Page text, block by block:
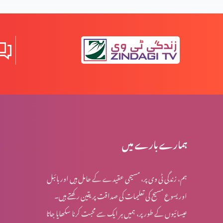
قیامت المسیح کی مخالفت میں نظریات (حصہ 2)
قیامت المسیح کی مخالفت میں نظریات (حصہ 1)
مخالفِ مسیح کے ظہور کی علامات (حصہ 3)
مخالفِ مسیح کے ظہور کی علامات (حصہ 2)
ہمارے بارے میں
ہم، زندگی ٹی وی پر، مسیحی عقیدے کے حامل ہیں اور بائبل
اور یسوع مسیح کی تعلیمات کی صداقت پر یقین رکھتے ہیں۔
عیسائیوں کے طور پر، ہمیں ہر ایک سے محبت کرنا سکھایا جاتا